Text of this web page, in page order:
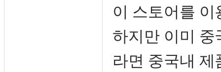
이 스토어를
하지만 이미
라면 중국내